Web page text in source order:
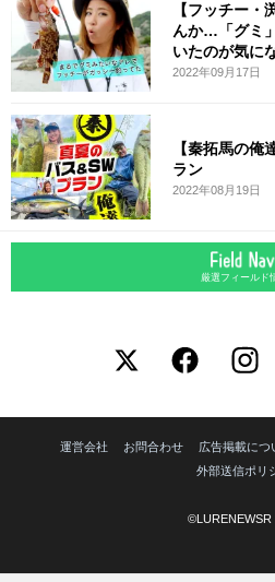
【フッチー・
んか…「グミ
いたのが気に
2022年09月17日
【秦拓馬の
ラン
2022年08月19日
厳選フィールド
運営会社 お問合わせ 広告掲載につ
外部送信ポリ
©LURENEWSR